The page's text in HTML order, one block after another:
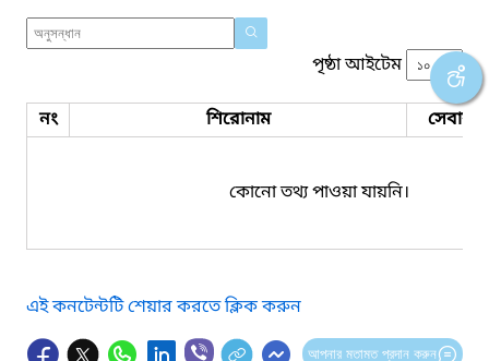
পৃষ্ঠা আইটেম
নং শিরোনাম সেবার
কোনো তথ্য পাওয়া যায়নি।
এই কনটেন্টটি শেয়ার করতে ক্লিক করুন
আপনার মতামত প্রদান করুন